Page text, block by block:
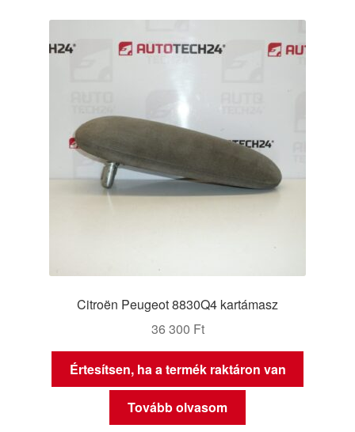
Citroën Peugeot 8830Q4 kartámasz
36 300 Ft
Értesítsen, ha a termék raktáron van
Tovább olvasom